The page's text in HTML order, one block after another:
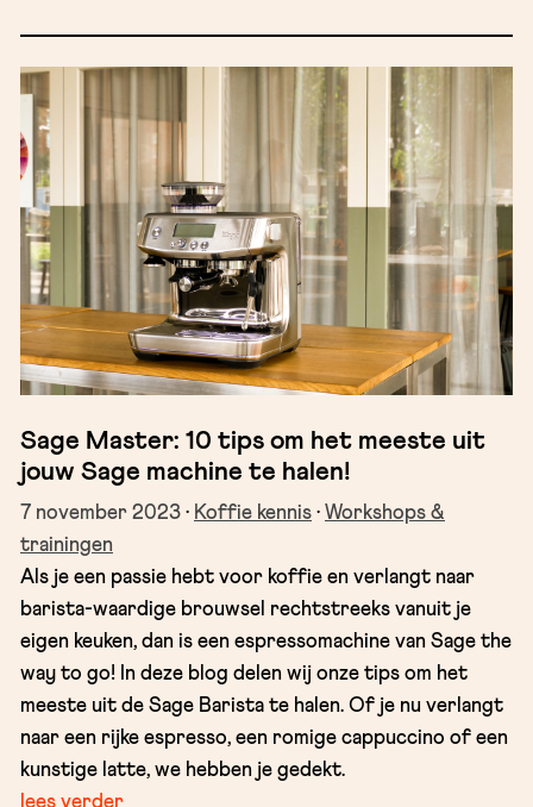
Sage Master: 10 tips om het meeste uit
jouw Sage machine te halen!
7 november 2023 · Koffie kennis · Workshops &
trainingen
Als je een passie hebt voor koffie en verlangt naar
barista-waardige brouwsel rechtstreeks vanuit je
eigen keuken, dan is een espressomachine van Sage the
way to go! In deze blog delen wij onze tips om het
meeste uit de Sage Barista te halen. Of je nu verlangt
naar een rijke espresso, een romige cappuccino of een
kunstige latte, we hebben je gedekt.